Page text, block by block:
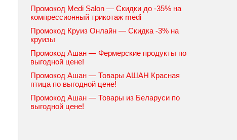
Промокод Medi Salon — Скидки до -35% на
компрессионный трикотаж medi
Промокод Круиз Онлайн — Скидка -3% на
круизы
Промокод Ашан — Фермерские продукты по
выгодной цене!
Промокод Ашан — Товары АШАН Красная
птица по выгодной цене!
Промокод Ашан — Товары из Беларуси по
выгодной цене!